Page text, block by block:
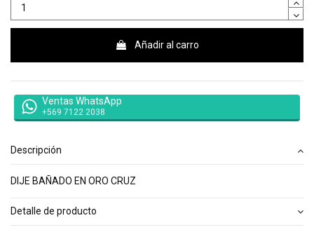
Añadir al carro
Ventas WhatsApp
+569 7122 2038
Descripción
DIJE BAÑADO EN ORO CRUZ
Detalle de producto